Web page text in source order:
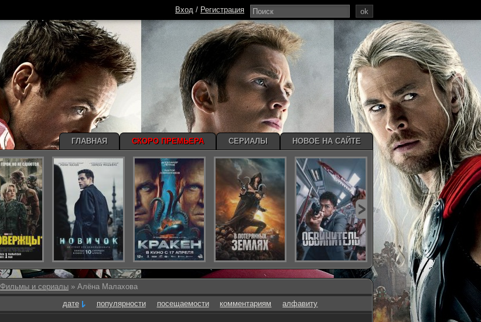
Фильмы и сериалы » Алёна Малахова
дате
популярности посещаемости комментариям алфавиту
ok
Вход / Регистрация
ГЛАВНАЯ СКОРО ПРЕМЬЕРА СЕРИАЛЫ НОВОЕ НА САЙТЕ